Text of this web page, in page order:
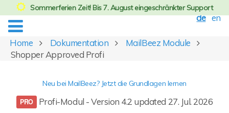
de en
Home Dokumentation
MailBeez Module
Shopper Approved Profi
Neu bei MailBeez? Jetzt die Grundlagen lernen
Profi-Modul - Version 4.2 updated 27. Jul. 2026
Sommerferien Zeit! Bis 7. August eingeschränkter Support